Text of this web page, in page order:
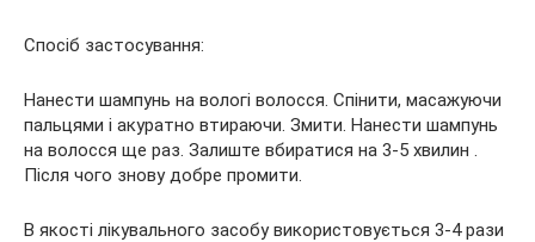
Спосіб застосування:
Нанести шампунь на вологі волосся. Спінити, масажуючи
пальцями і акуратно втираючи. Змити. Нанести шампунь
на волосся ще раз. Залиште вбиратися на 3-5 хвилин .
Після чого знову добре промити.
В якості лікувального засобу використовується 3-4 рази